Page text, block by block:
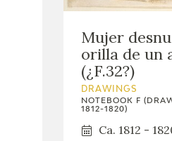
Mujer
orilla de un
(¿F.32?)
DRAWINGS
NOTEBOOK F
1812-1820)
Ca. 1812 -